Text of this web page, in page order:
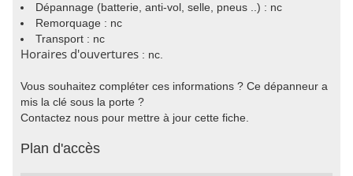
Dépannage (batterie, anti-vol, selle, pneus ..) : nc
Remorquage : nc
Transport : nc
Horaires d'ouvertures : nc.
Vous souhaitez compléter ces informations ? Ce dépanneur a
mis la clé sous la porte ?
Contactez nous pour mettre à jour cette fiche.
Plan d'accès